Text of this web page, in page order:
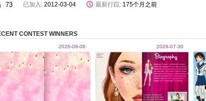
73 已加入: 2012-03-04 最新行踪: 175个月之前
CONTEST WINNERS
2026-08-06 2026-07-30